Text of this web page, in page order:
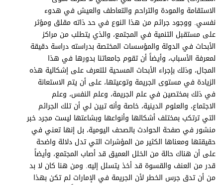
الاستقامة والمودة والتراحم والتعاطف والعيش في هدوء
نفسي. ووجود جرائم من هذا النوع في حد ذاته مقلق ومؤثر
على مستقبل التنمية في المجتمع، والذي يتطلب من مراكز
الأبحاث في الدولة والمؤسسات المختصة بدراسته دراسة دقيقة
لمعرفة الأسباب، وأيضاً أن تقوم جامعاتنا بدورها في هذا
المجال، وذلك بإجراء الأبحاث المسحية للتعرف على إشكالية هذه
الزيادة في مستوى الجريمة وتوعيتها، على أن يتم الاستعانة
في ذلك بمختصين في علم الجريمة، وعلم النفس، وعلم
الاجتماع، والعلوم الدينية، خاصة وأنه تبين لي أن تلك الجرائم
التي ترتكب بمختلف أشكالها وأنواعها وبشاعتها ليست مجرد خبر
منشور في صفحة الحوادث بالصحف اليومية، بل إنها تعني في
حقيقتها ومعناها الكثير من المؤشرات التي تدل دلالة واضحة
على أن هناك حالة من الخلل العميق قد أصاب المجتمع، وأيضاً
قدر من العنف والقسوة قد أخذ يتسلل إليه. ومن هنا كان لا بد
من أن تدق جرس الخطر لأن الجريمة في الإمارات لم تكن بهذا